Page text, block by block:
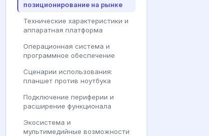
позиционирование на рынке
Технические характеристики и
аппаратная платформа
Операционная система и
программное обеспечение
Сценарии использования:
планшет против ноутбука
Подключение периферии и
расширение функционала
Экосистема и
мультимедийные возможности